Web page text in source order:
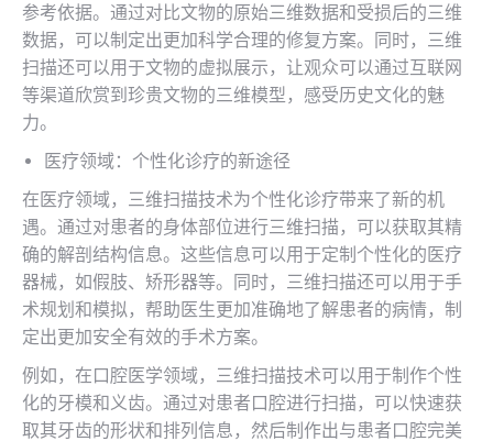
参考依据。通过对比文物的原始三维数据和受损后的三维
数据，可以制定出更加科学合理的修复方案。同时，三维
扫描还可以用于文物的虚拟展示，让观众可以通过互联网
等渠道欣赏到珍贵文物的三维模型，感受历史文化的魅
力。
医疗领域：个性化诊疗的新途径
在医疗领域，三维扫描技术为个性化诊疗带来了新的机
遇。通过对患者的身体部位进行三维扫描，可以获取其精
确的解剖结构信息。这些信息可以用于定制个性化的医疗
器械，如假肢、矫形器等。同时，三维扫描还可以用于手
术规划和模拟，帮助医生更加准确地了解患者的病情，制
定出更加安全有效的手术方案。
例如，在口腔医学领域，三维扫描技术可以用于制作个性
化的牙模和义齿。通过对患者口腔进行扫描，可以快速获
取其牙齿的形状和排列信息，然后制作出与患者口腔完美